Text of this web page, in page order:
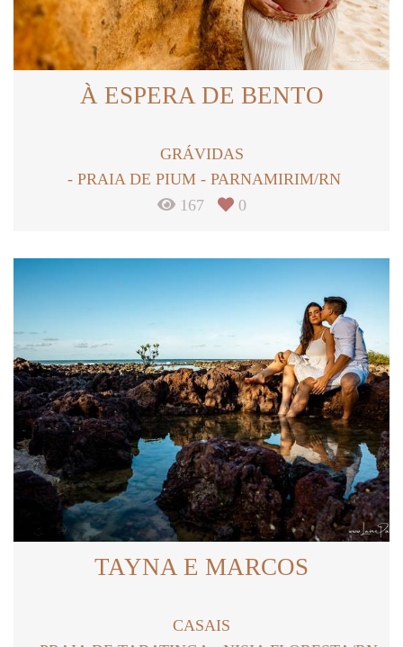
À ESPERA DE BENTO
GRÁVIDAS
PRAIA DE PIUM - PARNAMIRIM/RN
167
0
TAYNA E MARCOS
CASAIS